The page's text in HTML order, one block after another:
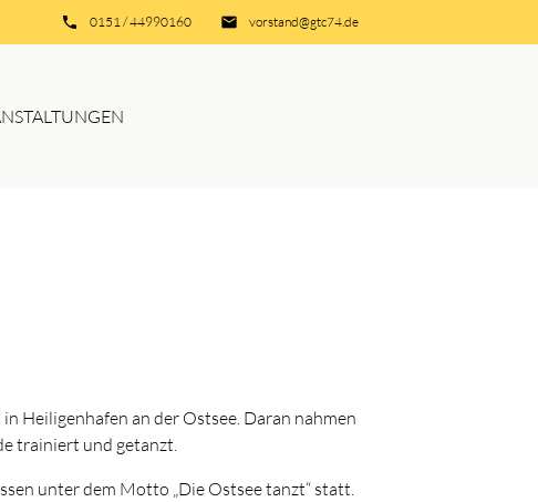
email vorstand@gtc74.de
phone 0151 / 44990160
Heiligenhafen an der Ostsee. Daran nahmen
trainiert und getanzt.
unter dem Motto „Die Ostsee tanzt“ statt.